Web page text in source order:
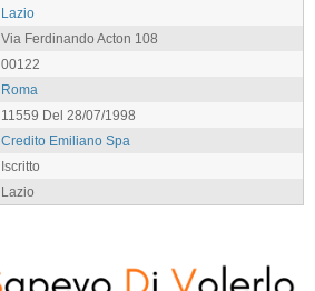
Lazio
Via Ferdinando Acton 108
00122
Roma
11559 Del 28/07/1998
Credito Emiliano Spa
Iscritto
Lazio